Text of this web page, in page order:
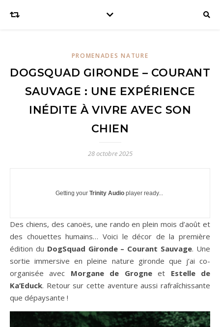
PROMENADES NATURE
DOGSQUAD GIRONDE – COURANT
SAUVAGE : UNE EXPÉRIENCE
INÉDITE À VIVRE AVEC SON
CHIEN
28 octobre 2025
Getting your Trinity Audio player ready...
Des chiens, des canoës, une rando en plein mois d’août et
des chouettes humains… Voici le décor de la première
édition du DogSquad Gironde – Courant Sauvage. Une
sortie immersive en pleine nature gironde que j’ai co-
organisée avec Morgane de Grogneet Estelle de
Ka’Educk. Retour sur cette aventure aussi rafraîchissante
que dépaysante !